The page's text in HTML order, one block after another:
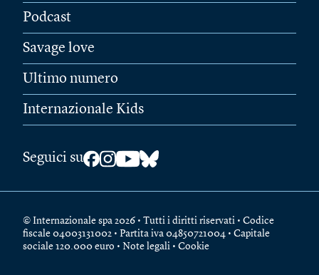
Podcast
Savage love
Ultimo numero
Internazionale Kids
Seguici su
© Internazionale spa 2026 • Tutti i diritti riservati • Codice
fiscale 04003131002 • Partita iva 04850721004 • Capitale
sociale 120.000 euro • Note legali • Cookie